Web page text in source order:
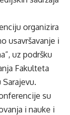
organizira
usavršavanje i
uz podršku
Fakulteta
su
i nauke i